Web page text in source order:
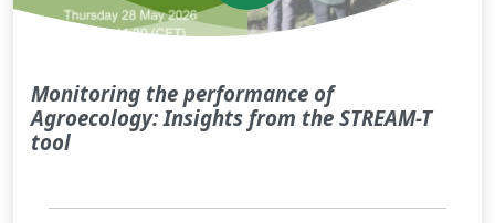
Monitoring the performance of
Agroecology: Insights from the STREAM-T
tool